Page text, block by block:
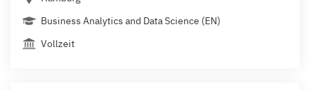
Business Analytics and Data Science (EN)
Vollzeit